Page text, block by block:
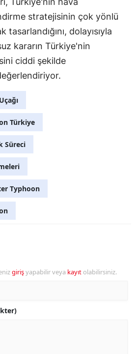
stratejisinin çok yönlü
dolayısıyla
kararın Türkiye'nin
ciddi şekilde
Türkiye
Süreci
Typhoon
girişyapabilir veya kayıt olabilirsiniz.